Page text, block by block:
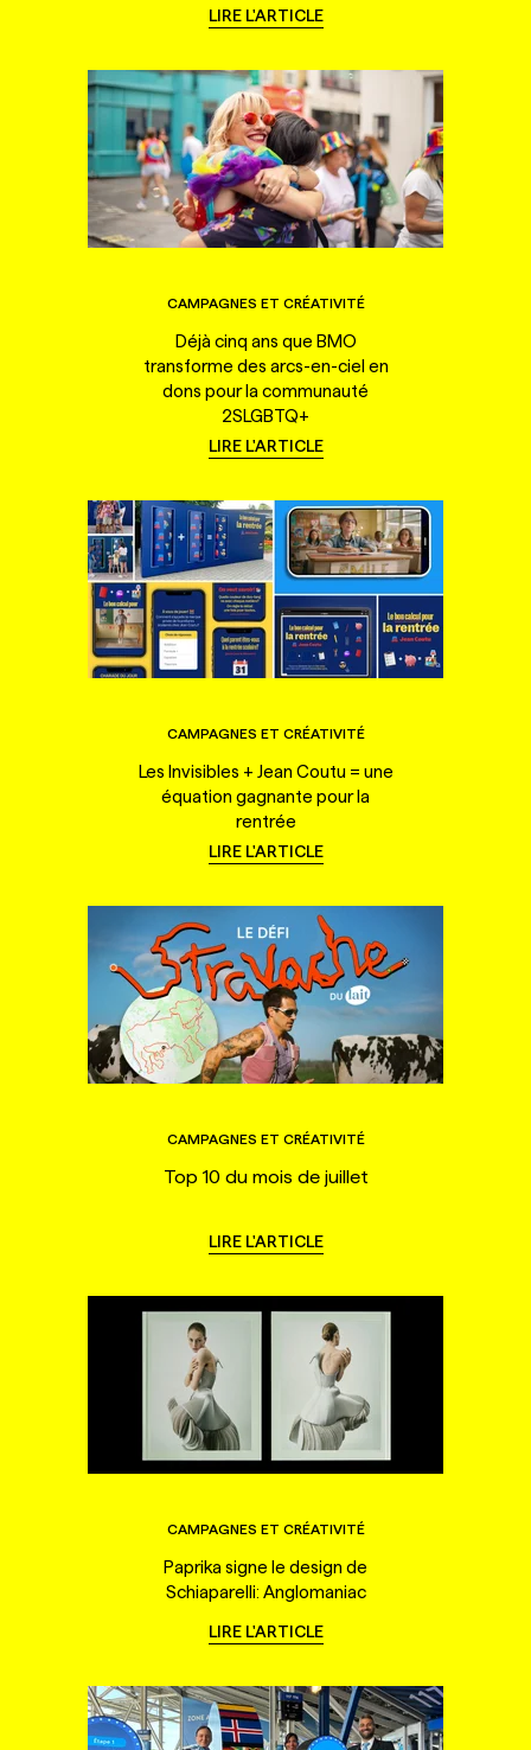
LIRE L'ARTICLE
CAMPAGNES ET CRÉATIVITÉ
Déjà cinq ans que BMO
transforme des arcs-en-ciel en
dons pour la communauté
2SLGBTQ+
LIRE L'ARTICLE
CAMPAGNES ET CRÉATIVITÉ
Les Invisibles + Jean Coutu = une
équation gagnante pour la
rentrée
LIRE L'ARTICLE
CAMPAGNES ET CRÉATIVITÉ
Top 10 du mois de juillet
LIRE L'ARTICLE
CAMPAGNES ET CRÉATIVITÉ
Paprika signe le design de
Schiaparelli: Anglomaniac
LIRE L'ARTICLE